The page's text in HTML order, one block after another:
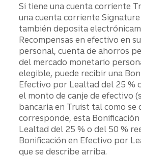
Si tiene una cuenta corriente
una cuenta corriente
también deposita
Recompensas en efectivo en
personal, cuenta de ahorros
del mercado monetario
elegible, puede recibir una
Efectivo por Lealtad del 25 %
el monto de canje de efectivo
bancaria en Truist tal como se
corresponde, esta
Lealtad del 25 % o del 50 %
Bonificación en Efectivo por
que se describe arriba.